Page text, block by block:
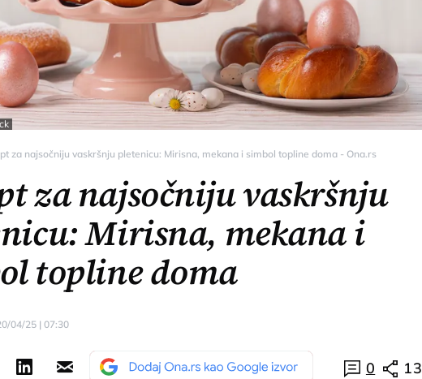
za najsočniju vaskršnju pletenicu: Mirisna, mekana i simbol topline doma - Ona.rs
za najsočniju vaskršnju
Mirisna, mekana i
topline doma
04/25 | 07:30
0 13